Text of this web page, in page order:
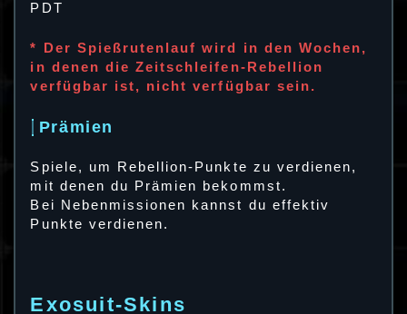
PDT
* Der Spießrutenlauf wird in den Wochen,
in denen die Zeitschleifen-Rebellion
verfügbar ist, nicht verfügbar sein.
Prämien
Spiele, um Rebellion-Punkte zu verdienen,
mit denen du Prämien bekommst.
Bei Nebenmissionen kannst du effektiv
Punkte verdienen.
Exosuit-Skins